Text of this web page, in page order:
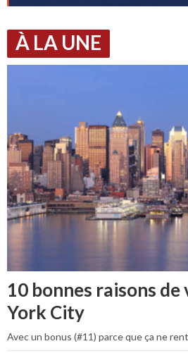
À LA UNE
10 bonnes raisons
York City
Avec un bonus (#11) parce que ça ne